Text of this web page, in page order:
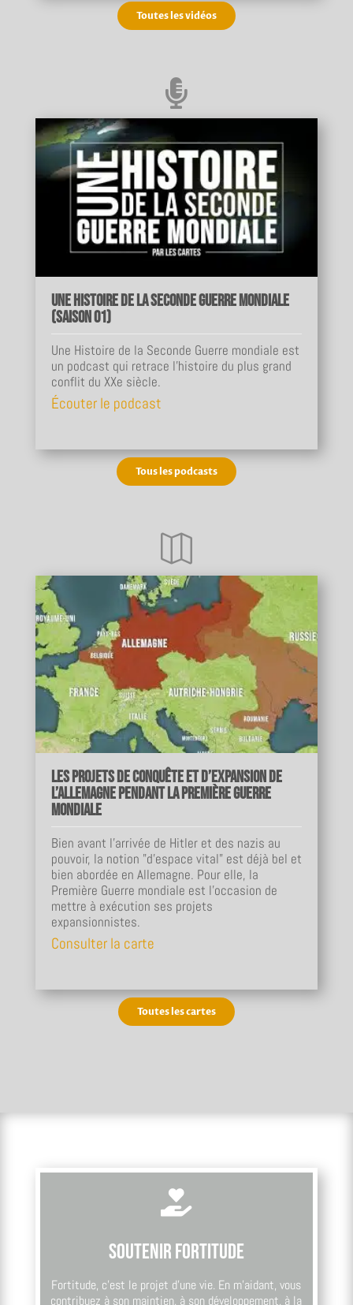
Toutes les vidéos

Une Histoire de la Seconde Guerre mondiale
(Saison 01)
Une Histoire de la Seconde Guerre mondiale est
un podcast qui retrace l'histoire du plus grand
conflit du XXe siècle.
Écouter le podcast
Tous les podcasts

Les projets de conquête et d’expansion de
l’Allemagne pendant la Première Guerre
mondiale
Bien avant l’arrivée de Hitler et des nazis au
pouvoir, la notion "d’espace vital" est déjà bel et
bien abordée en Allemagne. Pour elle, la
Première Guerre mondiale est l’occasion de
mettre à exécution ses projets
expansionnistes.
Consulter la carte
Toutes les cartes

Soutenir Fortitude
Fortitude, c’est le projet d’une vie. En m’aidant, vous
contribuez à son maintien, à son développement, à la